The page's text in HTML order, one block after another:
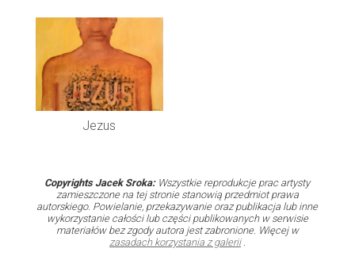
Jezus
Copyrights Jacek Sroka:Wszystkie reprodukcje prac artysty
zamieszczone na tej stronie stanowią przedmiot prawa
autorskiego. Powielanie, przekazywanie oraz publikacja lub inne
wykorzystanie całości lub części publikowanych w serwisie
materiałów bez zgody autora jest zabronione. Więcej w
zasadach korzystania z galerii.